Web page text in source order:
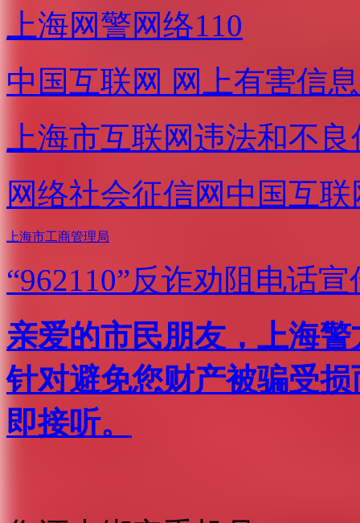
上海网警网络110
中国互联网 网上有害信
上海市互联网违法和不
网络社会征信网 中国互
上海市工商管理局
“962110”反诈劝阻电话宣
亲爱的市民朋友，上海
针对避免您财产被骗受
即接听。